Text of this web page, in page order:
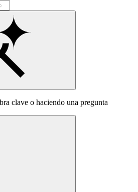
clave o haciendo una pregunta